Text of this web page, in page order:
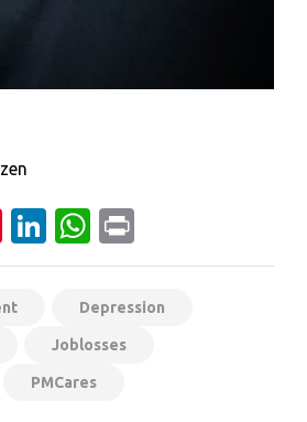
Pinterest
LinkedIn
WhatsApp
Depression
Joblosses
PMCares